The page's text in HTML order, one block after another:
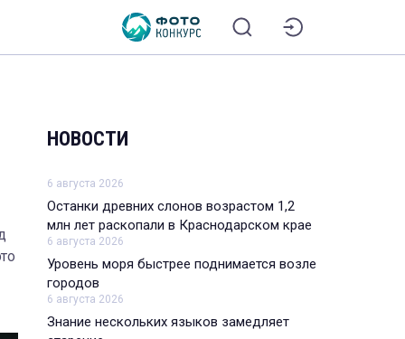
НОВОСТИ
6 августа 2026
Останки древних слонов возрастом 1,2
млн лет раскопали в Краснодарском крае
6 августа 2026
Уровень моря быстрее поднимается возле
городов
6 августа 2026
Знание нескольких языков замедляет